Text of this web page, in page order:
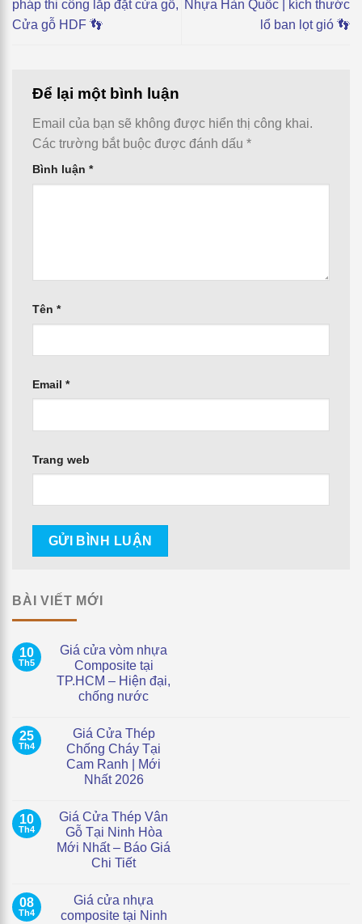
BÀI VIẾT MỚI
10
Th5
Giá cửa vòm nhựa
Composite tại
TP.HCM – Hiện đại,
chống nước
bình
luận
ở
Giá
cửa
vòm
TP.HCM
–
Hiện
đại,
chống
25
Th4
Giá Cửa Thép
Chống Cháy Tại
Cam Ranh | Mới
Nhất 2026
bình
luận
ở
Giá
Cửa
Thép
Tại
Cam
Ranh
10
Th4
Giá Cửa Thép Vân
Gỗ Tại Ninh Hòa
Mới Nhất – Báo Giá
Chi Tiết
bình
luận
ở
08
Th4
Giá cửa nhựa
composite tại Ninh
pháp thi công lắp đặt cửa gỗ,
Cửa gỗ HDF 👣
Nhựa Hàn Quốc | kích thước
lổ ban lọt gió 👣
Để lại một bình luận
Email của bạn sẽ không được hiển thị công khai.
Các trường bắt buộc được đánh dấu *
Bình luận *
Tên *
Email *
Trang web